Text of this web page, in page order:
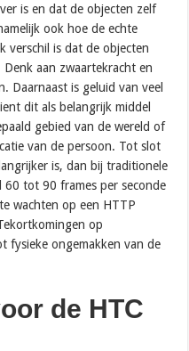
is en dat de objecten zelf
ook hoe de echte
verschil is dat de objecten
aan zwaartekracht en
Daarnaast is geluid van veel
dit als belangrijk middel
gebied van de wereld of
van de persoon. Tot slot
is, dan bij traditionele
60 tot 90 frames per seconde
wachten op een HTTP
op
fysieke ongemakken van de
de HTC